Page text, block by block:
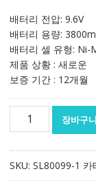
배터리 전압: 9.6V
배터리 용량:
배터리 셀 유형: Ni-
제품 상황 : 새로운
보증 기간 : 12개월
리
장바구니
SKU: SL80099-1 카